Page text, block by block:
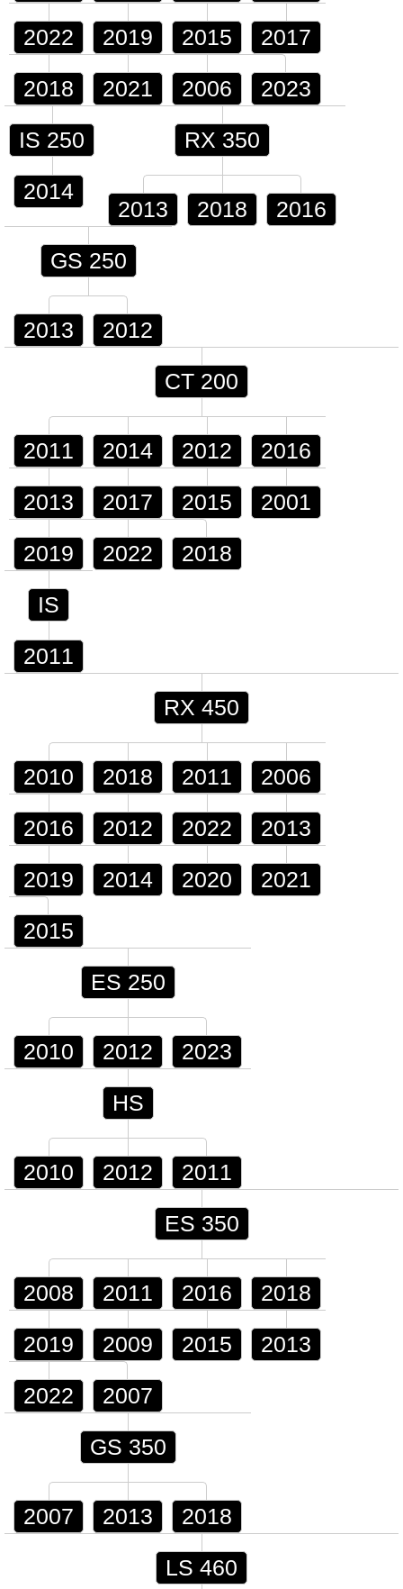
2022 2019 2015 2017
2018 2021 2006 2023
IS 250
2014
RX 350
2013 2018 2016
GS 250
2013 2012
CT 200
2011 2014 2012 2016
2013 2017 2015 2001
2019 2022 2018
IS
2011
RX 450
2010 2018 2011 2006
2016 2012 2022 2013
2019 2014 2020 2021
2015
ES 250
2010 2012 2023
HS
2010 2012 2011
ES 350
2008 2011 2016 2018
2019 2009 2015 2013
2022 2007
GS 350
2007 2013 2018
LS 460